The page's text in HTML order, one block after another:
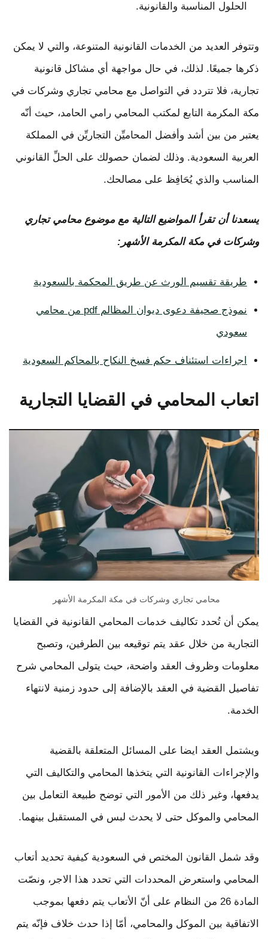
الحلول المناسبة والقانونية.
وتتوفر العديد من الخدمات القانونية المتنوعة، والتي لا يمكن
ذكرها جميعًا. لذلك، في حال مواجهة أي مشاكل قانونية
تجارية، فلا تتردد في التواصل مع محامي تجاري وشركات في
مكة المكرمة التابع لمكتب المحامي رامي الحامد، حيث أنّه
يعتبر من بين أشد وأفضل المحاميِّن التجاريِّن في المملكة
العربية السعودية. وذلك لضمان حصولك على الحلِّ القانوني
المناسب والذي يُحَافِظ على مصالحك.
يسعدنا أن تقرأ المواضيع التالية مع موضوع محامي تجاري
وشركات في مكة المكرمة الأشهر:
طريقة تقسيم الورث عن طريق المحكمة بالسعودية
نموذج صحيفة دعوى ديوان المظالم pdf من محامي
سعودي
اجراءات استئناف حكم فسخ النكاح بالمحاكم السعودية
اتعاب المحامي في القضايا التجارية
محامي تجاري وشركات في مكة المكرمة الأشهر
يمكن أن تُحدد تكاليف خدمات المحامي القانونية في القضايا
التجارية من خلال عقد يتم توقيعه بين الطرفين، وتصبح
معلومات وظروف العقد واضحة، حيث يتولى المحامي شرح
تفاصيل القضية في العقد بالإضافة إلى حدود زمنية لانتهاء
الخدمة.
ويشتمل العقد ايضا على المسائل المتعلقة بالقضية
والإجراءات القانونية التي يتخذها المحامي والتكاليف التي
يدفعها، وغير ذلك من الأمور التي توضح طبيعة التعامل بين
المحامي والموكل حتى لا يحدث لبس في المستقبل بينهما.
وقد شمل القانون المختص في السعودية كيفية تحديد أتعاب
المحامي واستعرض المحددات التي تحدد هذا الاجر، ونصّت
المادة 26 من النظام على أنّ الأتعاب يتم دفعها بموجب
الاتفاقية بين الموكل والمحامي، أمّا إذا حدث خلاف فإنّه يتم